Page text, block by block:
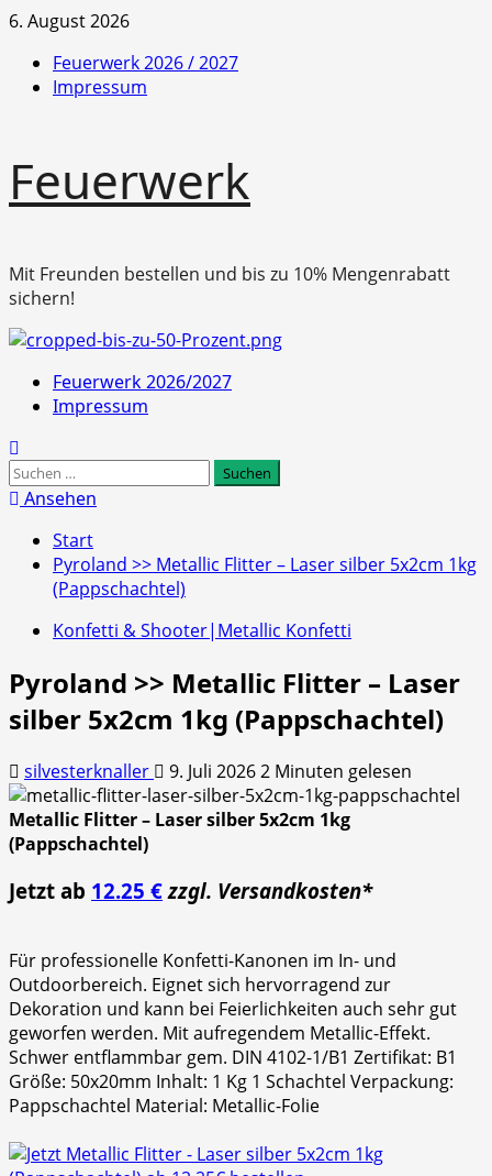
Zum
springen
6. August 2026
Feuerwerk 2026 / 2027
Impressum
Feuerwerk
Mit Freunden bestellen und bis zu 10% Mengenrabatt
sichern!
Primäres
Menü
Feuerwerk 2026/2027
Impressum
Suchen
nach:
Ansehen
Start
Pyroland >> Metallic Flitter – Laser silber 5x2cm 1kg
(Pappschachtel)
Konfetti & Shooter|Metallic Konfetti
Pyroland >> Metallic Flitter – Laser
silber 5x2cm 1kg (Pappschachtel)
silvesterknaller 9. Juli 20262 Minuten gelesen
Metallic Flitter – Laser silber 5x2cm 1kg
(Pappschachtel)
Jetzt ab 12.25 € zzgl. Versandkosten*
Für professionelle Konfetti-Kanonen im In- und
Outdoorbereich. Eignet sich hervorragend zur
Dekoration und kann bei Feierlichkeiten auch sehr gut
geworfen werden. Mit aufregendem Metallic-Effekt.
Schwer entflammbar gem. DIN 4102-1/B1 Zertifikat: B1
Größe: 50x20mm Inhalt: 1 Kg 1 Schachtel Verpackung:
Pappschachtel Material: Metallic-Folie